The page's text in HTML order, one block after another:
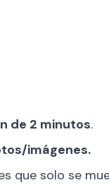
de 2 minutos.
imágenes.
que solo se